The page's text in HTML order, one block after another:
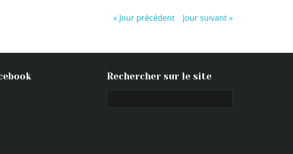
« Jour précédent Jour suivant»
Rechercher sur le site